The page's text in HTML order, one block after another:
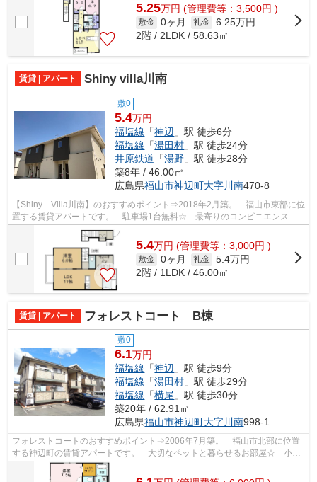
5.25万円 (管理費等：3,500円 )
敷金 0ヶ月 礼金 6.25万円
2階 / 2LDK / 58.63㎡
賃貸 | アパート Shiny villa川南
敷0
5.4万円
福塩線 「神辺 」駅 徒歩6分
福塩線 「湯田村 」駅 徒歩24分
井原鉄道 「湯野 」駅 徒歩28分
築8年 / 46.00㎡
広島県福山市神辺町大字川南470-8
【Shiny Villa川南】のおすすめポイント⇒2018年2月築。 福山市東部に位
置する賃貸アパートです。 駐車場1台無料☆ 最寄りのコンビニエンスス
トアまで徒歩約8分です！！ 車で約5分...
5.4万円 (管理費等：3,000円 )
敷金 0ヶ月 礼金 5.4万円
2階 / 1LDK / 46.00㎡
賃貸 | アパート フォレストコート B棟
敷0
6.1万円
福塩線 「神辺 」駅 徒歩9分
福塩線 「湯田村 」駅 徒歩29分
福塩線 「横尾 」駅 徒歩30分
築20年 / 62.91㎡
広島県福山市神辺町大字川南998-1
フォレストコートのおすすめポイント⇒2006年7月築。 福山市北部に位置
する神辺町の賃貸アパートです。 大切なペットと暮らせるお部屋☆ 小学
校区は神辺小学校です！ 徒歩約6分のと...